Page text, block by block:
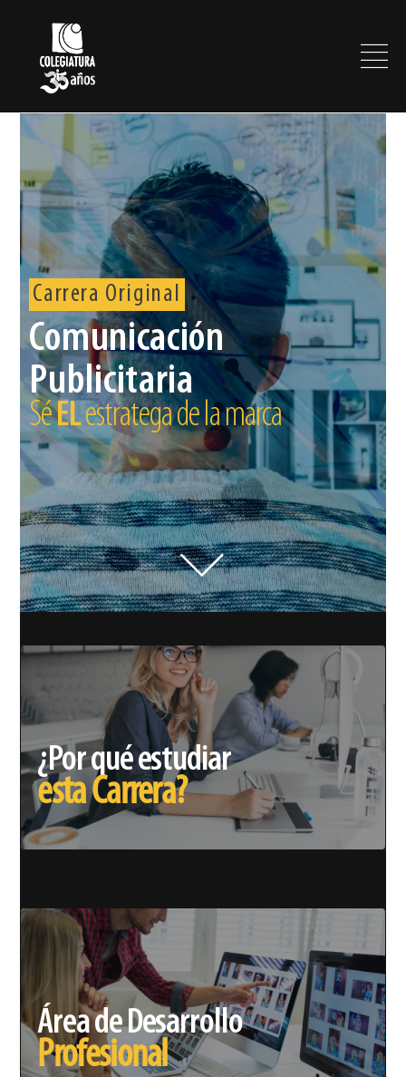
Carrera Original
Comunicación
Publicitaria
SéELestratega de la marca
¿Por qué estudiar
esta Carrera?
Área de Desarrollo
Profesional